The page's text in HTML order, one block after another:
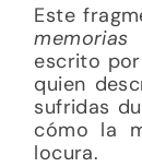
Este
escrito por
quien
sufridas
cómo la
locura.